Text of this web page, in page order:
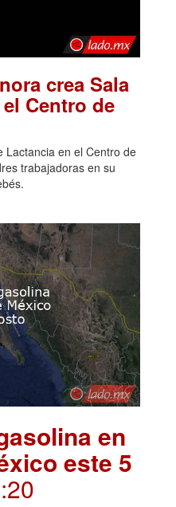
crea Sala
Centro de
Lactancia en el Centro de
trabajadoras en su
en
este 5